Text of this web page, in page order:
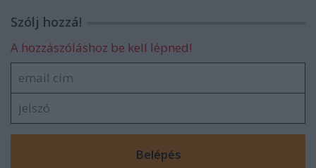
Szólj hozzá!
A hozzászóláshoz be kell lépned!